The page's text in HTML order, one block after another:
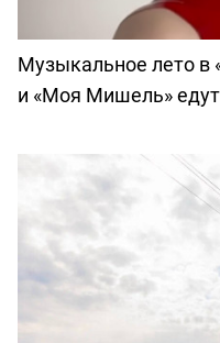
Музыкальное лето в
и «Моя Мишель»